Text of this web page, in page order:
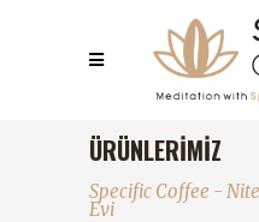
ÜRÜNLERIMIZ
Specific Coffee -
Evi